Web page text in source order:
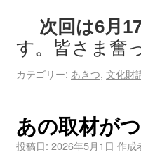
次回は6月
す。皆さま奮
カテゴリー: あきつ, 文化財
あの取材が
投稿日: 2026年5月1日 作成